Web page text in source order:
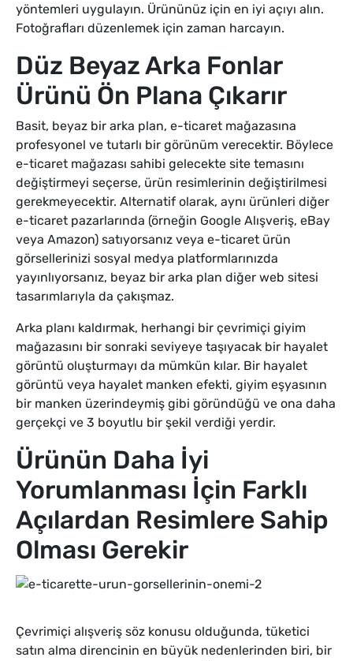
yöntemleri uygulayın. Ürününüz için en iyi açıyı alın.
Fotoğrafları düzenlemek için zaman harcayın.
Düz Beyaz Arka Fonlar
Ürünü Ön Plana Çıkarır
Basit, beyaz bir arka plan, e-ticaret mağazasına
profesyonel ve tutarlı bir görünüm verecektir. Böylece
e-ticaret mağazası sahibi gelecekte site temasını
değiştirmeyi seçerse, ürün resimlerinin değiştirilmesi
gerekmeyecektir. Alternatif olarak, aynı ürünleri diğer
e-ticaret pazarlarında (örneğin Google Alışveriş, eBay
veya Amazon) satıyorsanız veya e-ticaret ürün
görsellerinizi sosyal medya platformlarınızda
yayınlıyorsanız, beyaz bir arka plan diğer web sitesi
tasarımlarıyla da çakışmaz.
Arka planı kaldırmak, herhangi bir çevrimiçi giyim
mağazasını bir sonraki seviyeye taşıyacak bir hayalet
görüntü oluşturmayı da mümkün kılar. Bir hayalet
görüntü veya hayalet manken efekti, giyim eşyasının
bir manken üzerindeymiş gibi göründüğü ve ona daha
gerçekçi ve 3 boyutlu bir şekil verdiği yerdir.
Ürünün Daha İyi
Yorumlanması İçin Farklı
Açılardan Resimlere Sahip
Olması Gerekir
Çevrimiçi alışveriş söz konusu olduğunda, tüketici
satın alma direncinin en büyük nedenlerinden biri, bir